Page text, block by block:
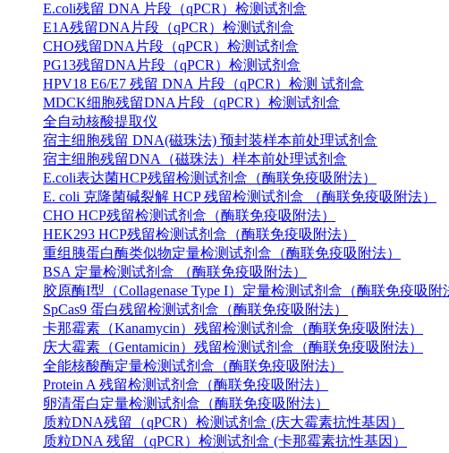
E.coli残留 DNA 片段（qPCR）检测试剂盒
E1A残留DNA片段（qPCR）检测试剂盒
CHO残留DNA片段（qPCR）检测试剂盒
PG13残留DNA片段（qPCR）检测试剂盒
HPV18 E6/E7 残留 DNA 片段（qPCR）检测 试剂盒
MDCK细胞残留DNA片段（qPCR）检测试剂盒
全自动核酸提取仪
宿主细胞残留 DNA(磁珠法) 预封装样本前处理试剂盒
宿主细胞残留DNA（磁珠法）样本前处理试剂盒
E.coli表达菌HCP残留检测试剂盒（酶联免疫吸附法）
E. coli 克隆菌碱裂解 HCP 残留检测试剂盒 （酶联免疫吸附法）
CHO HCP残留检测试剂盒（酶联免疫吸附法）
HEK293 HCP残留检测试剂盒（酶联免疫吸附法）
重组胰蛋白酶类似物定量检测试剂盒（酶联免疫吸附法）
BSA 定量检测试剂盒 （酶联免疫吸附法）
胶原酶I型（Collagenase Type I）定量检测试剂盒（酶联免疫吸附
SpCas9 蛋白残留检测试剂盒（酶联免疫吸附法）
卡那霉素（Kanamycin）残留检测试剂盒（酶联免疫吸附法）
庆大霉素（Gentamicin）残留检测试剂盒（酶联免疫吸附法）
全能核酸酶定量检测试剂盒（酶联免疫吸附法）
Protein A 残留检测试剂盒（酶联免疫吸附法）
卵清蛋白定量检测试剂盒（酶联免疫吸附法）
质粒DNA残留（qPCR）检测试剂盒 (庆大霉素抗性基因）
质粒DNA 残留（qPCR）检测试剂盒 (卡那霉素抗性基因）